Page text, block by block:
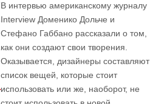
В интервью американскому журналу
Interview Доменико Дольче и
Стефано Габбано рассказали о том,
как они создают свои творения.
Оказывается, дизайнеры составляют
список вещей, которые стоит
использовать или же, наоборот, не